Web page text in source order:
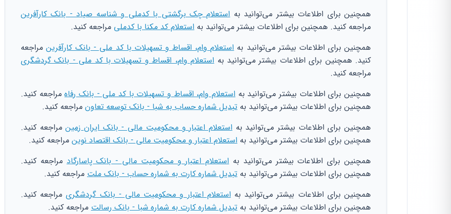
همچنین برای اطلاعات بیشتر می‌توانید بهاستعلام چک برگشتی با کدملی و شناسه صیاد - بانک کارآفرین
مراجعه کنید. همچنین برای اطلاعات بیشتر می‌توانید به استعلام کد مکنا با کدملی مراجعه کنید.
همچنین برای اطلاعات بیشتر می‌توانید بهاستعلام وام، اقساط و تسهیلات با کد ملی - بانک کارآفرینمراجعه
کنید. همچنین برای اطلاعات بیشتر می‌توانید بهاستعلام وام، اقساط و تسهیلات با کد ملی - بانک گردشگری
مراجعه کنید.
همچنین برای اطلاعات بیشتر می‌توانید به استعلام وام، اقساط و تسهیلات با کد ملی - بانک رفاهمراجعه کنید.
همچنین برای اطلاعات بیشتر می‌توانید به تبدیل شماره حساب به شبا - بانک توسعه تعاون مراجعه کنید.
همچنین برای اطلاعات بیشتر می‌توانید بهاستعلام اعتبار و محکومیت مالی - بانک ایران زمینمراجعه کنید.
همچنین برای اطلاعات بیشتر می‌توانید به استعلام اعتبار و محکومیت مالی - بانک اقتصاد نوین مراجعه کنید.
همچنین برای اطلاعات بیشتر می‌توانید بهاستعلام اعتبار و محکومیت مالی - بانک پاسارگادمراجعه کنید.
همچنین برای اطلاعات بیشتر می‌توانید به تبدیل شماره کارت به شماره حساب - بانک ملت مراجعه کنید.
همچنین برای اطلاعات بیشتر می‌توانید بهاستعلام اعتبار و محکومیت مالی - بانک گردشگریمراجعه کنید.
همچنین برای اطلاعات بیشتر می‌توانید به تبدیل شماره کارت به شماره شبا - بانک رسالت مراجعه کنید.